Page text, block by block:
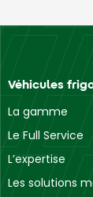
Véhicules
La gamme
Le Full Service
L’expertise
Les solutions